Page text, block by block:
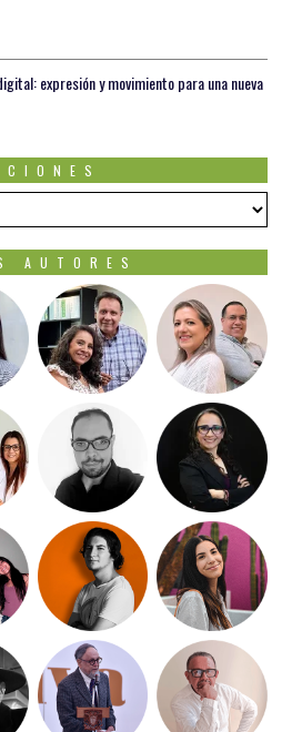
expresión y movimiento para una nueva
AUTORES